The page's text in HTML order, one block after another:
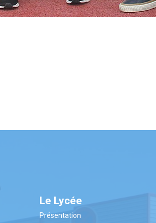
Le Lycée
Présentation